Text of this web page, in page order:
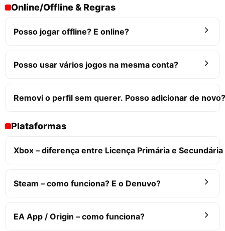
Online/Offline & Regras
Posso jogar offline? E online?
Posso usar vários jogos na mesma conta?
Removi o perfil sem querer. Posso adicionar de novo?
Plataformas
Xbox – diferença entre Licença Primária e Secundária
Steam – como funciona? E o Denuvo?
EA App / Origin – como funciona?